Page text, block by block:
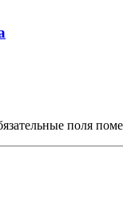
поля